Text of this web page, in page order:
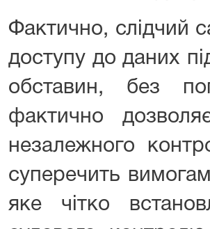
Фактично, слідчий
доступу до даних
обставин, без
фактично
незалежного
суперечить
яке чітко